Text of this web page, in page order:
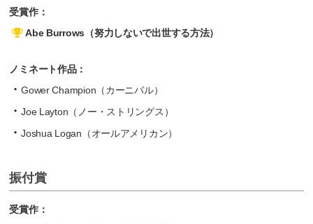
受賞作：
Abe Burrows（努力しないで出世する方法）
ノミネート作品：
Gower Champion（カーニバル）
Joe Layton（ノー・ストリングス）
Joshua Logan（オールアメリカン）
振付賞
受賞作：